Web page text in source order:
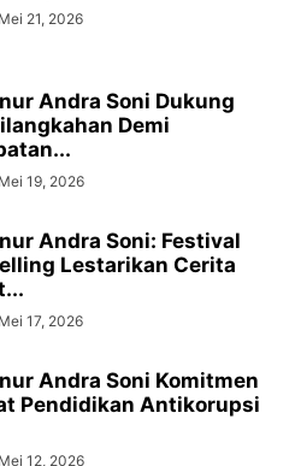
Mei 21, 2026
Andra Soni Dukung
Demi
Mei 19, 2026
Andra Soni: Festival
Lestarikan Cerita
Mei 17, 2026
Andra Soni Komitmen
Pendidikan Antikorupsi
Mei 12, 2026